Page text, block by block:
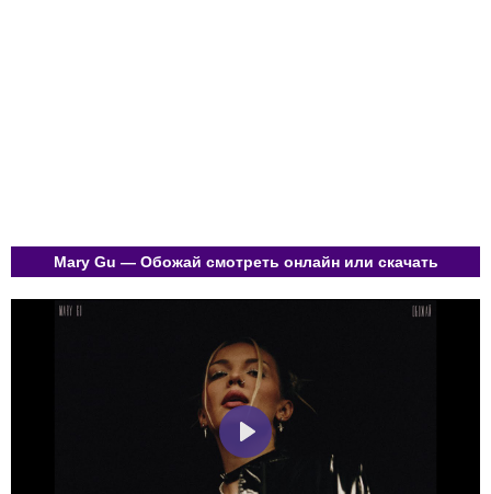
Mary Gu — Обожай смотреть онлайн или скачать
Play